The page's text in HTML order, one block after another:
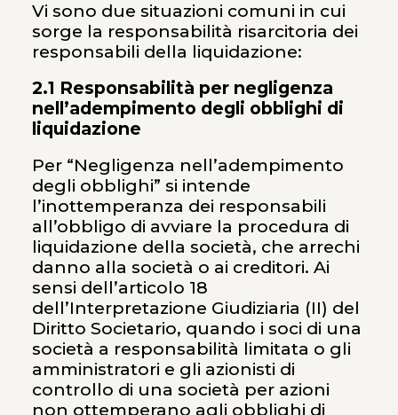
Vi sono due situazioni comuni in cui
sorge la responsabilità risarcitoria dei
responsabili della liquidazione:
2.1 Responsabilità per negligenza
nell’adempimento degli obblighi di
liquidazione
Per “Negligenza nell’adempimento
degli obblighi” si intende
l’inottemperanza dei responsabili
all’obbligo di avviare la procedura di
liquidazione della società, che arrechi
danno alla società o ai creditori. Ai
sensi dell’articolo 18
dell’Interpretazione Giudiziaria (II) del
Diritto Societario, quando i soci di una
società a responsabilità limitata o gli
amministratori e gli azionisti di
controllo di una società per azioni
non ottemperano agli obblighi di